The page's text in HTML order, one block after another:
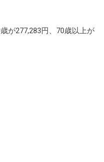
が277,283円、70歳以上が